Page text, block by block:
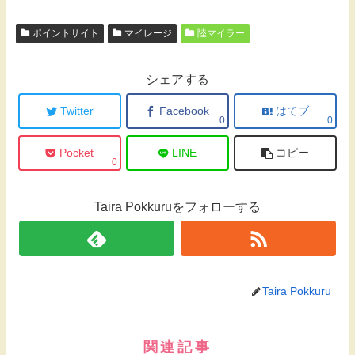
ポイントサイト マイレージ 陸マイラー
シェアする
Twitter Facebook
0
はてブ
0
Pocket
0
LINE コピー
Taira Pokkuruをフォローする
Taira Pokkuru
関連記事